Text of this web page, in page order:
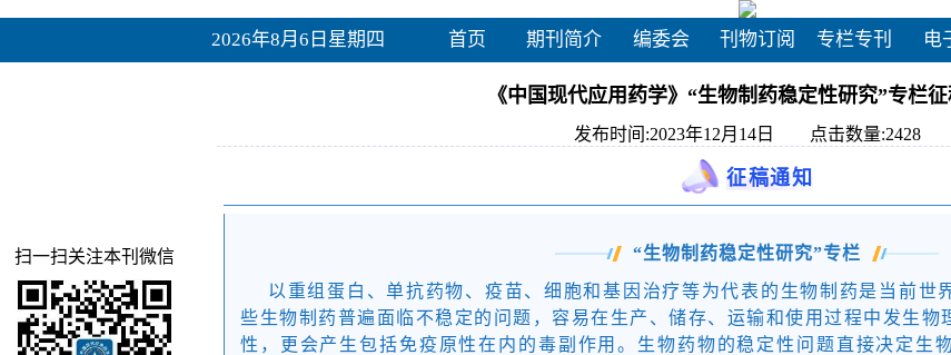
2026年8月6日星期四 首页 期刊简介 编委会 刊物订阅 专栏专刊 电
《中国现代应用药学》“生物制药稳定性研究”专栏征
发布时间:2023年12月14日 点击数量:2428
征稿通知
“生物制药稳定性研究”专栏
以重组蛋白、单抗药物、疫苗、细胞和基因治疗等为代表的生物制药是当前世
些生物制药普遍面临不稳定的问题，容易在生产、储存、运输和使用过程中发生物
性，更会产生包括免疫原性在内的毒副作用。生物药物的稳定性问题直接决定生
扫一扫关注本刊微信